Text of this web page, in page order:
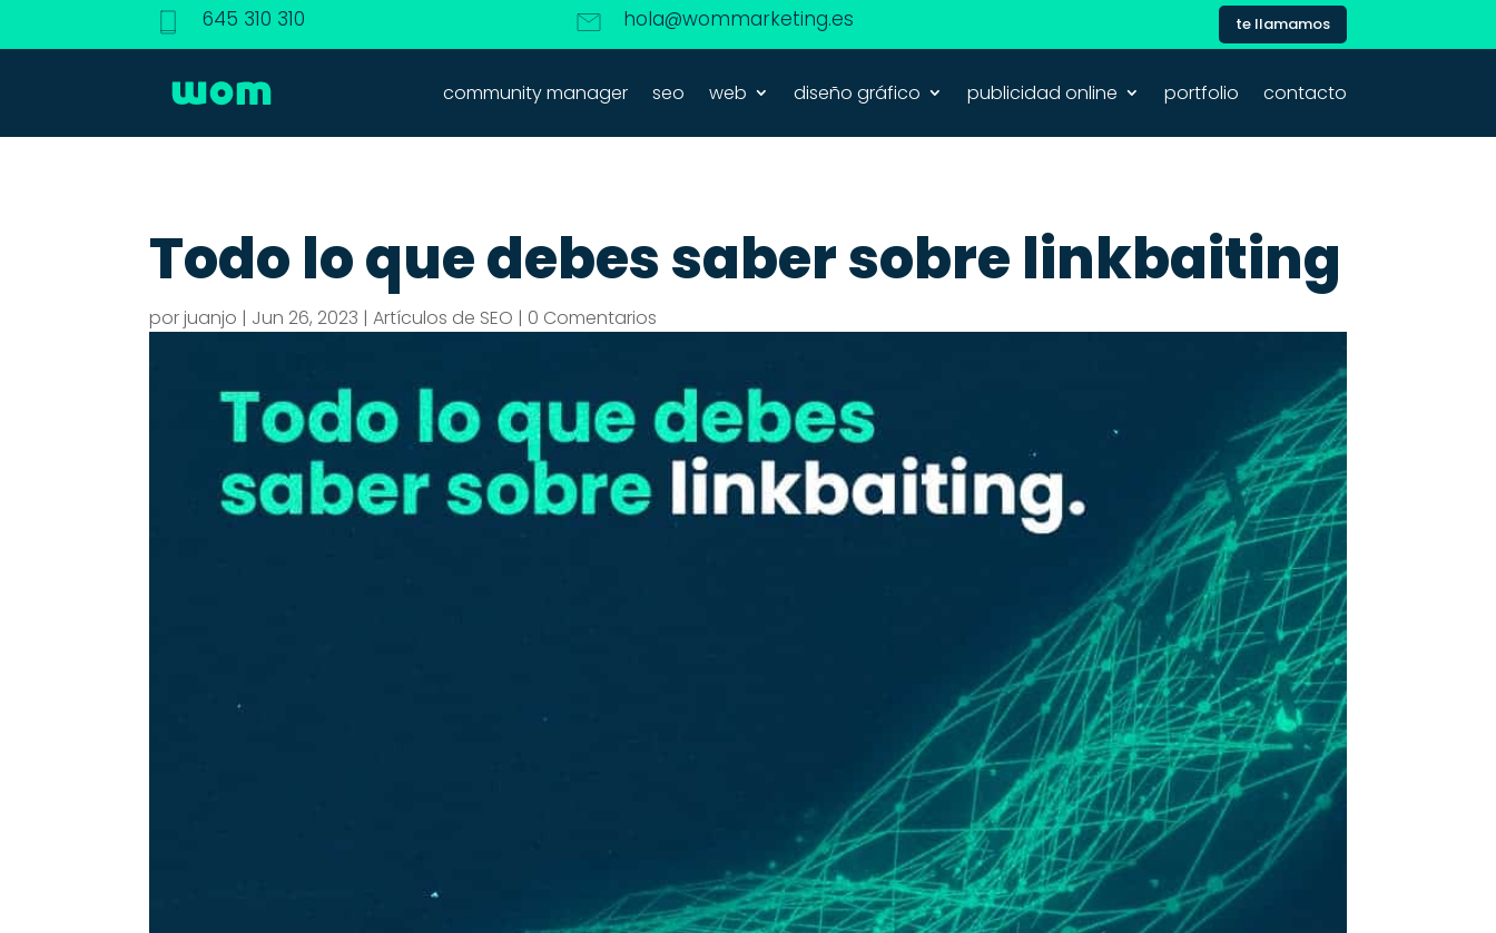
645 310 310 hola@wommarketing.es te llamamos
community manager seo web diseño gráfico publicidad online portfolio contacto
Todo lo que debes saber sobre linkbaiting
porjuanjo | Jun 26, 2023 |Artículos de SEO | 0 Comentarios